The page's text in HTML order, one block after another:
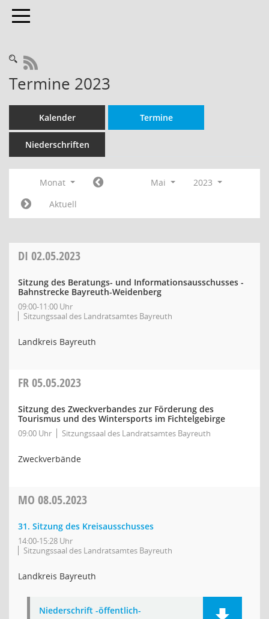
Toggle navigation
RSS-Feed
Termine 2023
Kalender Termine
Niederschriften
Monat Mai
2023
Aktuell
DI 02.05.2023
Sitzung des Beratungs- und Informationsausschusses -
Bahnstrecke Bayreuth-Weidenberg
09:00-11:00 Uhr
Sitzungssaal des Landratsamtes Bayreuth
Landkreis Bayreuth
FR05.05.2023
Sitzung des Zweckverbandes zur Förderung des
Tourismus und des Wintersports im Fichtelgebirge
09:00 Uhr Sitzungssaal des Landratsamtes Bayreuth
Zweckverbände
MO 08.05.2023
31. Sitzung des Kreisausschusses
14:00-15:28 Uhr
Sitzungssaal des Landratsamtes Bayreuth
Landkreis Bayreuth
Niederschrift -öffentlich-